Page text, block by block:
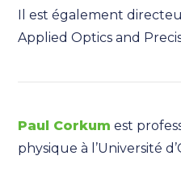
Il est également
Applied Optics and
Paul Corkum est
physique à l’Université